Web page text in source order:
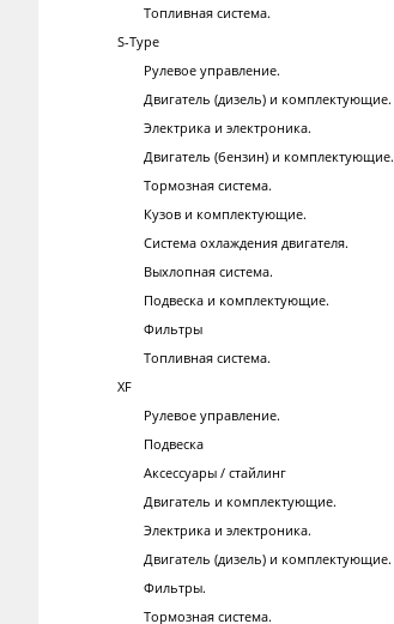
Топливная система.
S-Type
Рулевое управление.
Двигатель (дизель) и комплектующие.
Электрика и электроника.
Двигатель (бензин) и комплектующие.
Тормозная система.
Кузов и комплектующие.
Система охлаждения двигателя.
Выхлопная система.
Подвеска и комплектующие.
Фильтры
Топливная система.
XF
Рулевое управление.
Подвеска
Аксессуары / стайлинг
Двигатель и комплектующие.
Электрика и электроника.
Двигатель (дизель) и комплектующие.
Фильтры.
Тормозная система.